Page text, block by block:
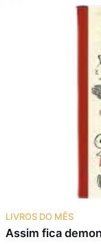
LIVROS DO MÊS
Assim fica